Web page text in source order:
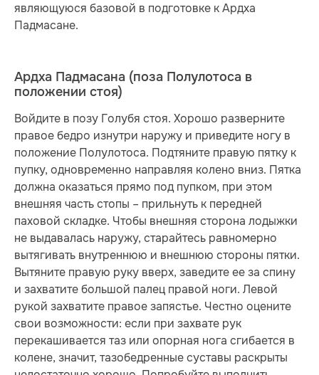
являющуюся базовой в подготовке к Ардха
Падмасане.
Ардха Падмасана (поза Полулотоса в
положении стоя)
Войдите в позу Голубя стоя. Хорошо разверните
правое бедро изнутри наружу и приведите ногу в
положение Полулотоса. Подтяните правую пятку к
пупку, одновременно направляя колено вниз. Пятка
должна оказаться прямо под пупком, при этом
внешняя часть стопы – прильнуть к передней
паховой складке. Чтобы внешняя сторона лодыжки
не выдавалась наружу, старайтесь равномерно
вытягивать внутреннюю и внешнюю стороны пятки.
Вытяните правую руку вверх, заведите ее за спину
и захватите большой палец правой ноги. Левой
рукой захватите правое запястье. Честно оцените
свои возможности: если при захвате рук
перекашивается таз или опорная нога сгибается в
колене, значит, тазобедренные суставы раскрыты